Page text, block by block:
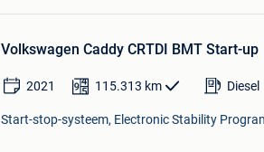
Volkswagen Caddy CRTDI BMT Start-up
2021 115.313 km Diesel
Start-stop-systeem, Electronic Stability